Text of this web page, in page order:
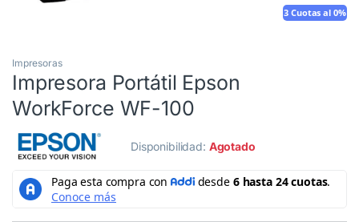
3 Cuotas al 0%
Impresoras
Impresora Portátil Epson
WorkForce WF-100
Disponibilidad: Agotado